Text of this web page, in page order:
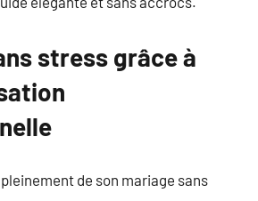
stress grâce à
de son mariage sans